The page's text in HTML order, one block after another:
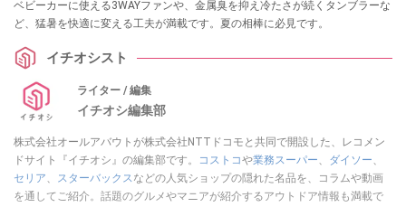
ベビーカーに使える3WAYファンや、金属臭を抑え冷たさが続くタンブラーな
ど、猛暑を快適に変える工夫が満載です。夏の相棒に必見です。
イチオシスト
ライター / 編集
イチオシ編集部
株式会社オールアバウトが株式会社NTTドコモと共同で開設した、レコメン
ドサイト『イチオシ』の編集部です。
コストコや業務スーパー、 ダイソー、
セリア、 スターバックスなどの人気ショップの隠れた名品を、コラムや動画
を通してご紹介。話題のグルメやマニアが紹介するアウトドア情報も満載で